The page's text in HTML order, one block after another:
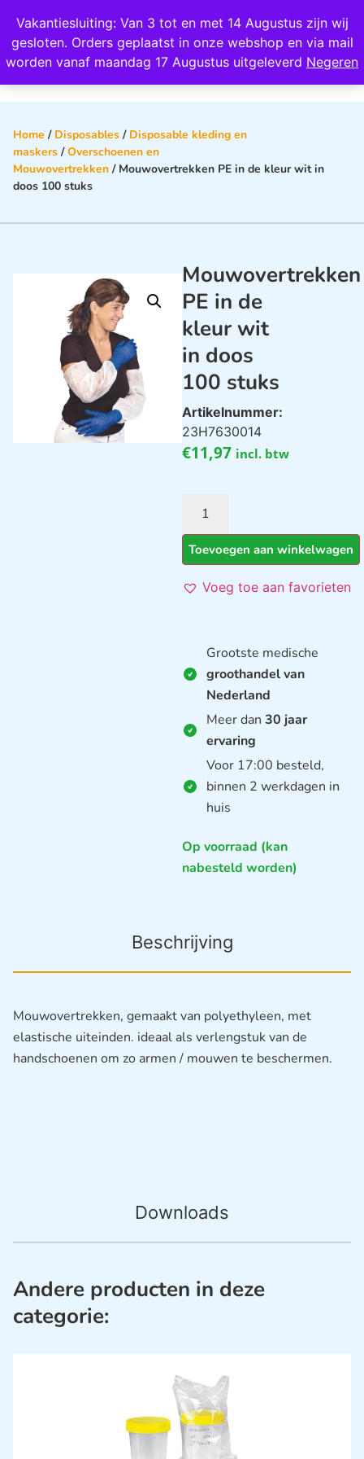
Vakantiesluiting: Van 3 tot en met 14 Augustus zijn wij
gesloten. Orders geplaatst in onze webshop en via mail
worden vanaf maandag 17 Augustus uitgeleverd Negeren
Wij scoren een 4,8 op Google
Home / Disposables / Disposable kleding en
maskers /Overschoenen en
Mouwovertrekken / Mouwovertrekken PE in de kleur wit in
doos 100 stuks
Mouwovertrekken
PE in de
kleur wit
in doos
100 stuks
Artikelnummer:
23H7630014
€11,97 incl. btw
Toevoegen aan winkelwagen
Voeg toe aan favorieten
Grootste medische
groothandel van
Nederland
Meer dan 30 jaar
ervaring
Voor 17:00 besteld,
binnen 2 werkdagen in
huis
Op voorraad (kan
nabesteld worden)
Beschrijving
Downloads
Mouwovertrekken, gemaakt van polyethyleen, met
elastische uiteinden. ideaal als verlengstuk van de
handschoenen om zo armen / mouwen te beschermen.
Andere producten in deze
categorie: